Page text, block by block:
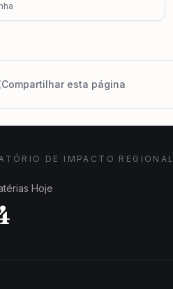
Compartilhar esta página
DE IMPACTO REGIONAL
Hoje